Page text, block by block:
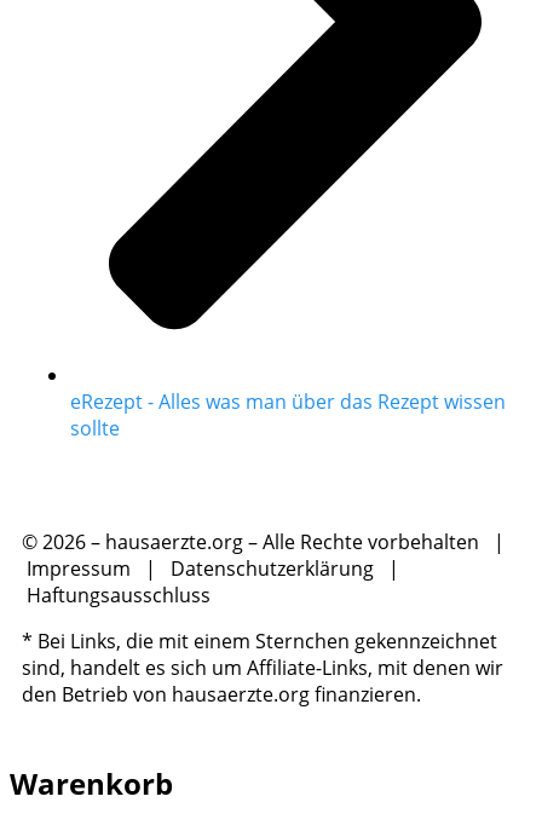
eRezept - Alles was man über das Rezept wissen
sollte
© 2026 – hausaerzte.org – Alle Rechte vorbehalten |
Impressum | Datenschutzerklärung |
Haftungsausschluss
* Bei Links, die mit einem Sternchen gekennzeichnet
sind, handelt es sich um Affiliate-Links, mit denen wir
den Betrieb von hausaerzte.org finanzieren.
Warenkorb